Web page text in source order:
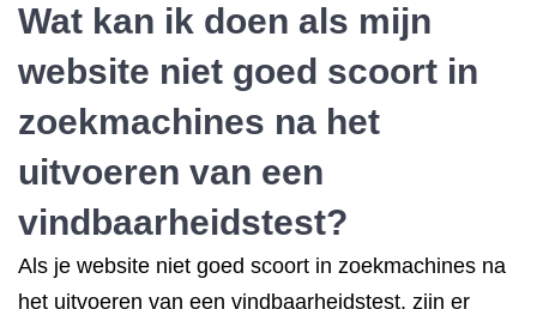
Wat kan ik doen als mijn
website niet goed scoort in
zoekmachines na het
uitvoeren van een
vindbaarheidstest?
Als je website niet goed scoort in zoekmachines na
het uitvoeren van een vindbaarheidstest, zijn er